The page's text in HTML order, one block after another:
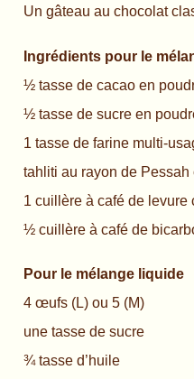
Un gâteau au chocolat
Ingrédients pour le
½ tasse de cacao en
½ tasse de sucre en
1 tasse de farine multi-
tahliti au rayon de
1 cuillère à café de levure
½ cuillère à café de
Pour le mélange liquide
4 œufs (L) ou 5 (M)
une tasse de sucre
¾ tasse d’huile